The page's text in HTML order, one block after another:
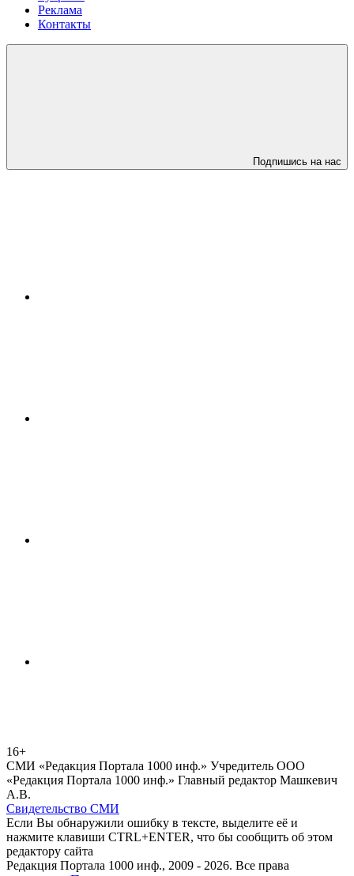
Реклама
Контакты
Подпишись на нас
16+
СМИ «Редакция Портала 1000 инф.» Учредитель ООО
«Редакция Портала 1000 инф.» Главный редактор Машкевич
А.В.
Свидетельство СМИ
Если Вы обнаружили ошибку в тексте, выделите её и
нажмите клавиши CTRL+ENTER, что бы сообщить об этом
редактору сайта
Редакция Портала 1000 инф., 2009 - 2026. Все права